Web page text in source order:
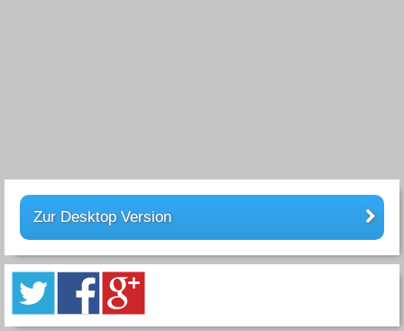
Zur Desktop Version